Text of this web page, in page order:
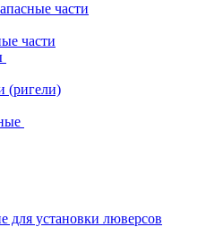
части
части
(ригели)
для установки люверсов